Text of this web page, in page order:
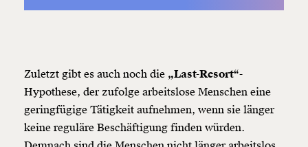
Zuletzt gibt es auch noch die „Last-Resort“-
Hypothese, der zufolge arbeitslose Menschen eine
geringfügige Tätigkeit aufnehmen, wenn sie länger
keine reguläre Beschäftigung finden würden.